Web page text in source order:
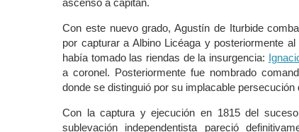
Con este nuevo grado, Agustín de Iturbide
por capturar a Albino Licéaga y posteriormente
había tomado las riendas de la insurgencia:
a coronel. Posteriormente fue nombrado
donde se distinguió por su implacable persecución
Con la captura y ejecución en 1815 del
sublevación independentista pareció